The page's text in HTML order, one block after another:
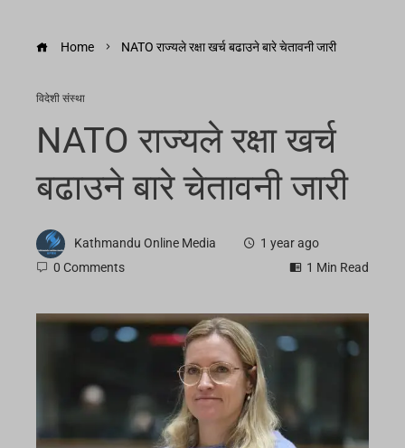
Home NATO राज्यले रक्षा खर्च बढाउने बारे चेतावनी जारी
विदेशी संस्था
NATO राज्यले रक्षा खर्च
बढाउने बारे चेतावनी जारी
Kathmandu Online Media
1 year ago
0 Comments
1 Min Read